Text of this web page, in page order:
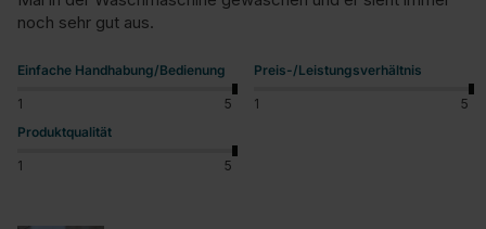
noch sehr gut aus.
Einfache Handhabung/Bedienung
1 5
Preis-/Leistungsverhältnis
1
5
Produktqualität
1 5